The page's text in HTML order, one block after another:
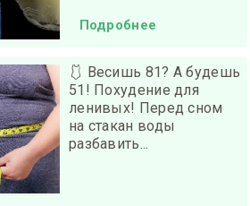
Подробнее
🩱 Весишь 81? А будешь
51! Похудение для
ленивых! Перед сном
на стакан воды
разбавить...